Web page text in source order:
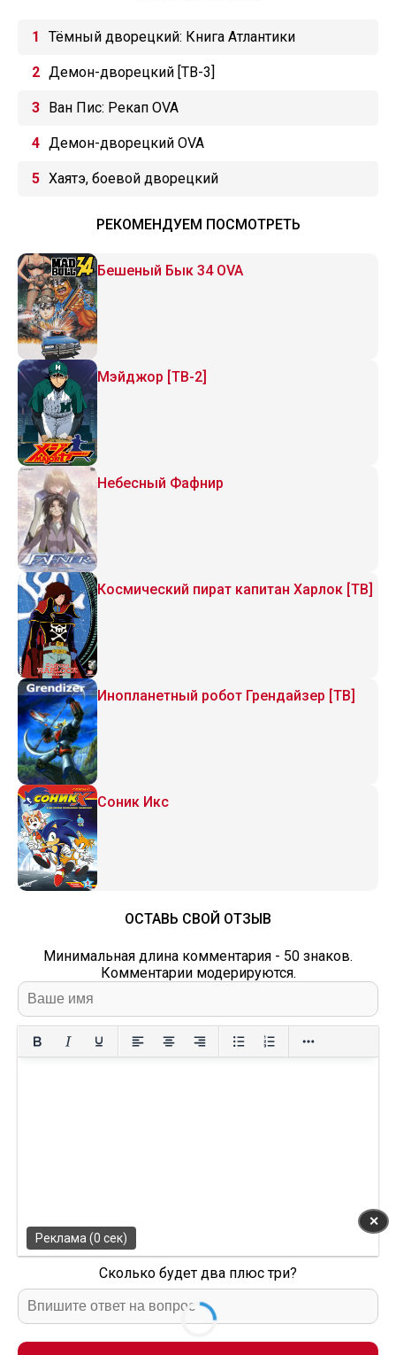
Тёмный дворецкий: Книга Атлантики
Демон-дворецкий [ТВ-3]
Ван Пис: Рекап OVA
Демон-дворецкий OVA
Хаятэ, боевой дворецкий
РЕКОМЕНДУЕМ ПОСМОТРЕТЬ
Бешеный Бык 34 OVA
Мэйджор [ТВ-2]
Небесный Фафнир
Космический пират капитан Харлок [ТВ]
Инопланетный робот Грендайзер [ТВ]
Соник Икс
ОСТАВЬ СВОЙ ОТЗЫВ
Минимальная длина комментария - 50 знаков.
Комментарии модерируются.
Сколько будет два плюс три?
✕
Реклама (0 сек)